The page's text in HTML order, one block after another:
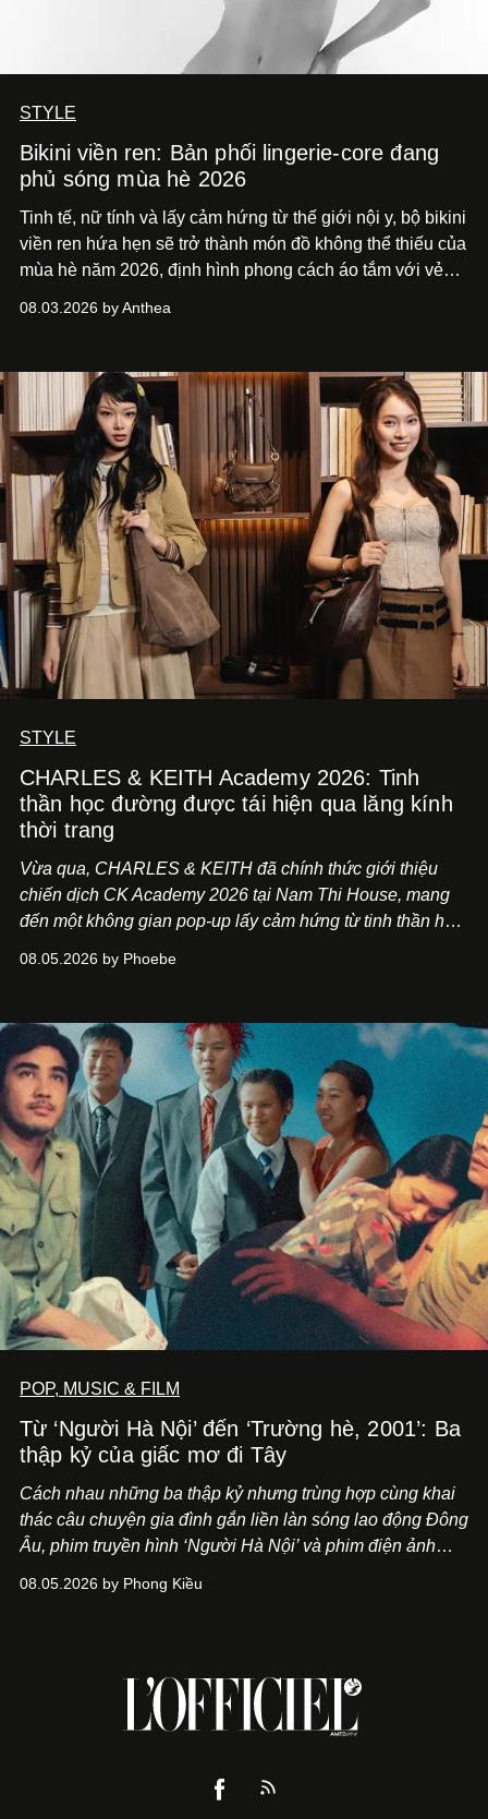
STYLE
Bikini viền ren: Bản phối lingerie-core đang
phủ sóng mùa hè 2026
Tinh tế, nữ tính và lấy cảm hứng từ thế giới nội y, bộ bikini
viền ren hứa hẹn sẽ trở thành món đồ không thể thiếu của
mùa hè năm 2026, định hình phong cách áo tắm với vẻ
08.03.2026 by Anthea
STYLE
CHARLES & KEITH Academy 2026: Tinh
thần học đường được tái hiện qua lăng kính
thời trang
Vừa qua, CHARLES & KEITH đã chính thức giới thiệu
chiến dịch CK Academy 2026 tại Nam Thi House, mang
đến một không gian pop-up lấy cảm hứng từ tinh thần học
sống của thế hệ Gen Z giao thoa trong một trải nghiệm đa
08.05.2026 by Phoebe
POP, MUSIC & FILM
Từ ‘Người Hà Nội’ đến ‘Trường hè, 2001’: Ba
thập kỷ của giấc mơ đi Tây
Cách nhau những ba thập kỷ nhưng trùng hợp cùng khai
thác câu chuyện gia đình gắn liền làn sóng lao động Đông
Âu, phim truyền hình ‘Người Hà Nội’ và phim điện ảnh
chọn một thuở thịnh hành.
08.05.2026 by Phong Kiều